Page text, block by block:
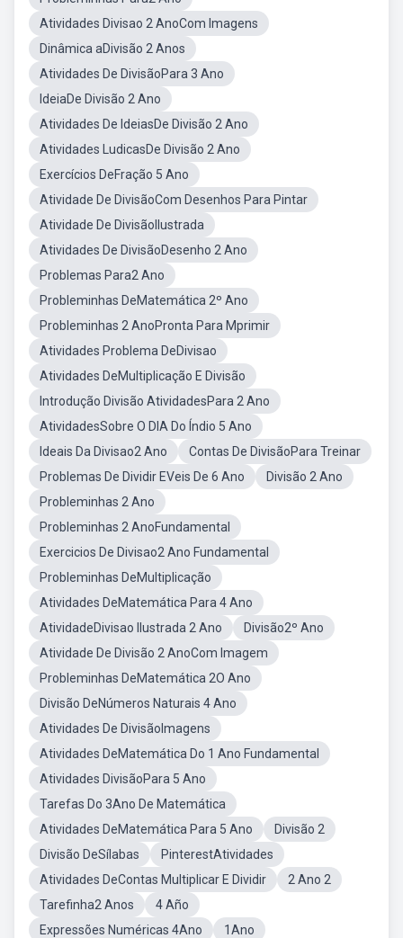
Atividades Divisao 2 AnoCom Imagens
Dinâmica aDivisão 2 Anos
Atividades De DivisãoPara 3 Ano
IdeiaDe Divisão 2 Ano
Atividades De IdeiasDe Divisão 2 Ano
Atividades LudicasDe Divisão 2 Ano
Exercícios DeFração 5 Ano
Atividade De DivisãoCom Desenhos Para Pintar
Atividade De DivisãoIlustrada
Atividades De DivisãoDesenho 2 Ano
Problemas Para2 Ano
Probleminhas DeMatemática 2º Ano
Probleminhas 2 AnoPronta Para Mprimir
Atividades Problema DeDivisao
Atividades DeMultiplicação E Divisão
Introdução Divisão AtividadesPara 2 Ano
AtividadesSobre O DIA Do Índio 5 Ano
Ideais Da Divisao2 Ano
Contas De DivisãoPara Treinar
Problemas De Dividir EVeis De 6 Ano
Divisão 2 Ano
Probleminhas 2 Ano
Probleminhas 2 AnoFundamental
Exercicios De Divisao2 Ano Fundamental
Probleminhas DeMultiplicação
Atividades DeMatemática Para 4 Ano
AtividadeDivisao Ilustrada 2 Ano
Divisão2º Ano
Atividade De Divisão 2 AnoCom Imagem
Probleminhas DeMatemática 2O Ano
Divisão DeNúmeros Naturais 4 Ano
Atividades De DivisãoImagens
Atividades DeMatemática Do 1 Ano Fundamental
Atividades DivisãoPara 5 Ano
Tarefas Do 3Ano De Matemática
Atividades DeMatemática Para 5 Ano
Divisão 2
Divisão DeSílabas
PinterestAtividades
Atividades DeContas Multiplicar E Dividir
2 Ano 2
Tarefinha2 Anos
4 Año
Expressões Numéricas 4Ano
1Ano